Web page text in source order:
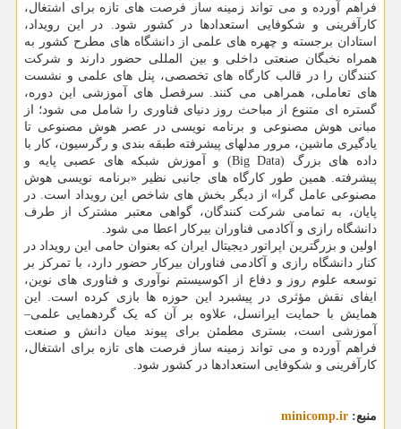
فراهم آورده و می تواند زمینه ساز فرصت های تازه برای اشتغال،
کارآفرینی و شکوفایی استعدادها در کشور شود. در این رویداد،
استادان برجسته و چهره های علمی از دانشگاه های مطرح کشور به
همراه نخبگان صنعتی داخلی و بین المللی حضور دارند و شرکت
کنندگان را در قالب کارگاه های تخصصی، پنل های علمی و نشست
های تعاملی، همراهی می کنند. سرفصل های آموزشی این دوره،
گستره ای متنوع از مباحث روز دنیای فناوری را شامل می شود؛ از
مبانی هوش مصنوعی و برنامه نویسی در عصر هوش مصنوعی تا
یادگیری ماشین، مرور مدلهای پیشرفته طبقه بندی و رگرسیون، کار با
داده های بزرگ (Big Data) و آموزش شبکه های عصبی پایه و
پیشرفته. همین طور کارگاه های جانبی نظیر «برنامه نویسی هوش
مصنوعی عامل گرا» از دیگر بخش های شاخص این رویداد است. در
پایان، به تمامی شرکت کنندگان، گواهی معتبر مشترک از طرف
دانشگاه رازی و آکادمی فناوران بیرکار اعطا می شود.
اولین و بزرگترین اپراتور دیجیتال ایران که بعنوان حامی این رویداد در
کنار دانشگاه رازی و آکادمی فناوران بیرکار حضور دارد، با تمرکز بر
توسعه علوم روز و دفاع از اکوسیستم نوآوری و فناوری های نوین،
ایفای نقش مؤثری در پیشبرد این حوزه ها بازی کرده است. این
همایش با حمایت ایرانسل، علاوه بر آن که یک گردهمایی علمی–
آموزشی است، بستری مطمئن برای پیوند میان دانش و صنعت
فراهم آورده و می تواند زمینه ساز فرصت های تازه برای اشتغال،
کارآفرینی و شکوفایی استعدادها در کشور شود.
منبع: minicomp.ir